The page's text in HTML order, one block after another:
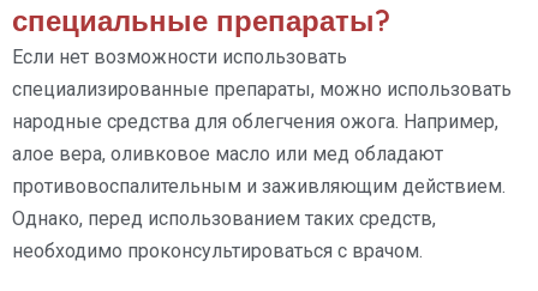
специальные препараты?
Если нет возможности использовать
специализированные препараты, можно использовать
народные средства для облегчения ожога. Например,
алое вера, оливковое масло или мед обладают
противовоспалительным и заживляющим действием.
Однако, перед использованием таких средств,
необходимо проконсультироваться с врачом.